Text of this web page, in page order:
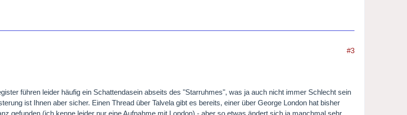
#3
führen leider häufig ein Schattendasein abseits des "Starruhmes", was ja auch nicht immer Schlecht sein
ist Ihnen aber sicher. Einen Thread über Talvela gibt es bereits, einer über George London hat bisher
gefunden (ich kenne leider nur eine Aufnahme mit London) - aber so etwas ändert sich ja manchmal sehr